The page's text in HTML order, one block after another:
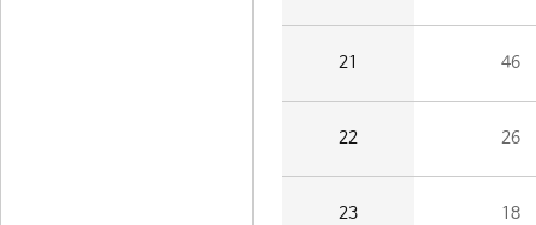
21 46
22 26
23 18